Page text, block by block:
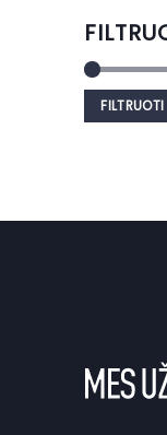
Min
kaina
Maks
kaina
FILTRUOTI